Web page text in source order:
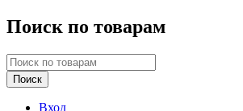
Поиск по товарам
Поиск
Вход